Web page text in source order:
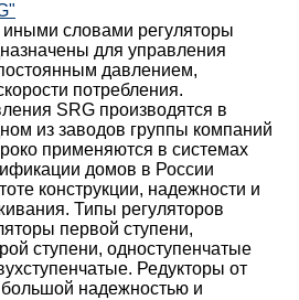
иными словами регуляторы
для управления
давлением,
потребления.
SRG производятся в
из заводов группы компаний
применяются в системах
домов в России
конструкции, надежности и
Типы регуляторов
первой ступени,
ступени, одноступенчатые
Редукторы от
надежностью и